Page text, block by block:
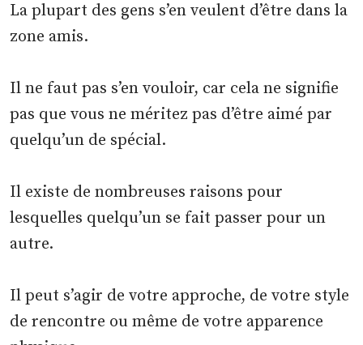
La plupart des gens s’en veulent d’être dans la
zone amis.
Il ne faut pas s’en vouloir, car cela ne signifie
pas que vous ne méritez pas d’être aimé par
quelqu’un de spécial.
Il existe de nombreuses raisons pour
lesquelles quelqu’un se fait passer pour un
autre.
Il peut s’agir de votre approche, de votre style
de rencontre ou même de votre apparence